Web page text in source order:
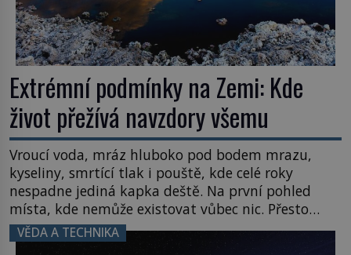
Extrémní podmínky na Zemi: Kde
život přežívá navzdory všemu
Vroucí voda, mráz hluboko pod bodem mrazu,
kyseliny, smrtící tlak i pouště, kde celé roky
nespadne jediná kapka deště. Na první pohled
místa, kde nemůže existovat vůbec nic. Přesto
právě tady vědci objevují organismy, které
posouvají hranice života. Každý nový nález mění
VĚDA A TECHNIKA